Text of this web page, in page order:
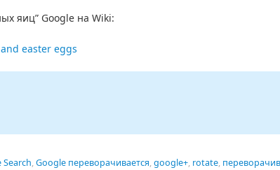
яиц” Google на Wiki:
and easter eggs
Search,Google переворачивается,google+, rotate,